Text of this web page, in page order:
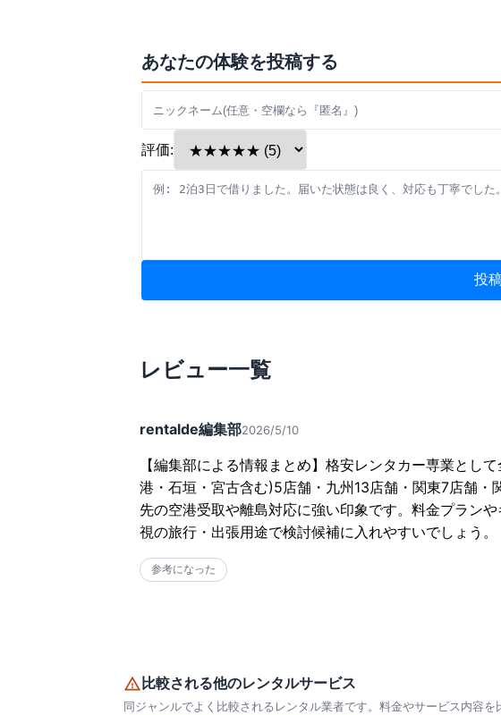
あなたの体験を投稿する
評価:
投
レビュー一覧
rentalde編集部2026/5/10
【編集部による情報まとめ】格安レンタカー専業とし
港・石垣・宮古含む)5店舗・九州13店舗・関東7店舗
先の空港受取や離島対応に強い印象です。料金プラン
視の旅行・出張用途で検討候補に入れやすいでしょう。
参考になった
比較される他のレンタルサービス
同ジャンルでよく比較されるレンタル業者です。料金やサービス内容を